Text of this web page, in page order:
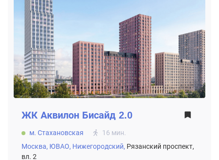
ЖК Аквилон Бисайд 2.0
м. Стахановская
16 мин.
Москва, ЮВАО, Нижегородский, Рязанский проспект,
вл. 2